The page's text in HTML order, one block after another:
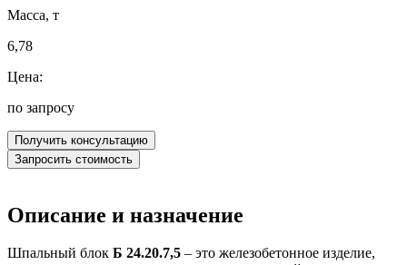
Масса, т
6,78
Цена:
по запросу
Описание и назначение
Шпальный блок Б 24.20.7,5 – это железобетонное изделие,